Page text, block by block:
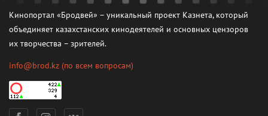
Кинопортал «Бродвей» – уникальный проект Казнета, который
объединяет казахстанских кинодеятелей и основных цензоров
их творчества – зрителей.
info@brod.kz (по всем вопросам)